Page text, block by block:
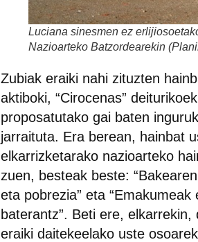
Luciana sinesmen ez
Nazioarteko Batzordearekin
Zubiak eraiki nahi zituzten
aktiboki, “Cirocenas”
proposatutako gai baten
jarraituta. Era berean, hainbat
elkarrizketarako nazioarteko
zuen, besteak beste:
eta pobrezia” eta
baterantz”. Beti ere,
eraiki daitekeelako uste